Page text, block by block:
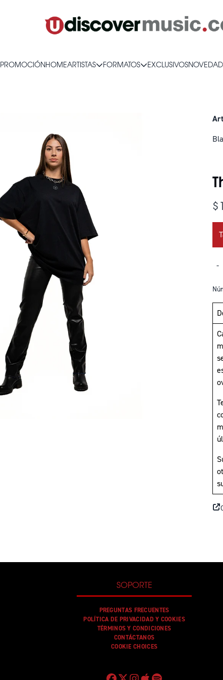
PROMOCIÓNHOMEARTISTAS FORMATOS EXCLUSIVOS
-
SOPORTE
PREGUNTAS FRECUENTES
POLÍTICA DE PRIVACIDAD Y COOKIES
TÉRMINOS Y CONDICIONES
CONTÁCTANOS
COOKIE CHOICES